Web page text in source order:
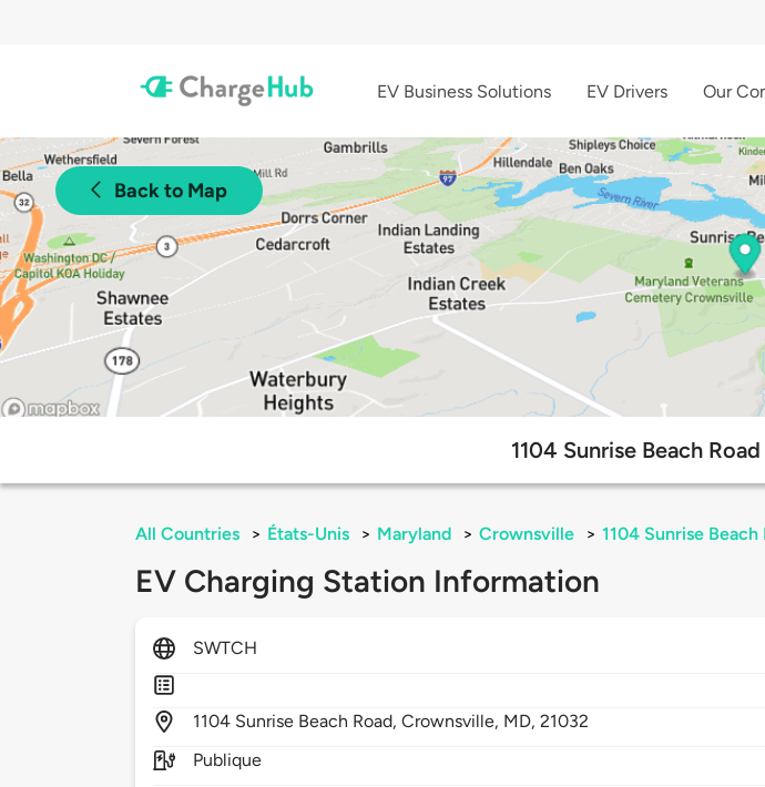
EV Business Solutions EV Drivers Our
Back to Map
1104 Sunrise Beach
All Countries > États-Unis > Maryland > Crownsville > 1104 Sunrise Beach
EV Charging Station Information
SWTCH
1104 Sunrise Beach Road,Crownsville, MD,21032
Publique